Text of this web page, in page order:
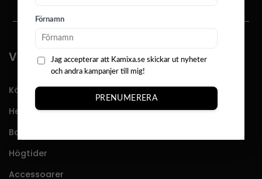
Förnamn
Jag accepterar att Kamixa.se skickar ut nyheter
och andra kampanjer till mig!
PRENUMERERA
VÅRT SORTIMENT
Köket
Hemmet
Badrummet
Högtider
Accessoarer